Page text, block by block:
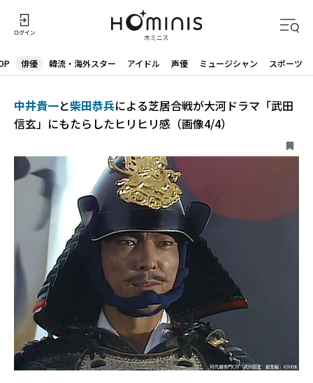
俳優 韓流・海外スター アイドル 声優 ミュージシャン スポーツ
中井貴一と柴田恭兵による芝居合戦が大河ドラマ「武田
信玄」にもたらしたヒリヒリ感（画像4/4）